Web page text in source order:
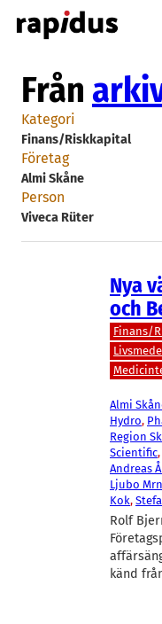
Hoppa
till
Från
Kategori
Finans/Riskkapital
Företag
Almi Skåne
Person
Viveca Rüter
Nya
och
Finans/
Almi
Hydro,
Region
Scientific,
Andreas
Ljubo
Kok,
Rolf
känd